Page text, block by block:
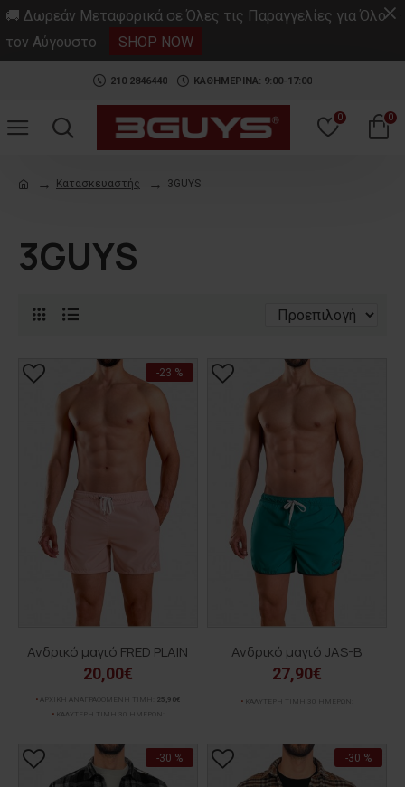
🚚 Δωρεάν Μεταφορικά σε Όλες τις Παραγγελίες για Όλο
τον Αύγουστο
SHOP NOW
210 2846440 ΚΑΘΗΜΕΡΙΝΑ: 9:00-17:00
0 0
Κατασκευαστής 3GUYS
3GUYS
-23 %
Ανδρικό μαγιό FRED PLAIN
20,00€
ΑΡΧΙΚΗ ΑΝΑΓΡΑΦΟΜΕΝΗ ΤΙΜΗ:
25,90€
ΚΑΛΥΤΕΡΗ ΤΙΜΗ 30 ΗΜΕΡΩΝ:
Ανδρικό μαγιό JAS-B
27,90€
ΚΑΛΥΤΕΡΗ ΤΙΜΗ 30 ΗΜΕΡΩΝ:
-30 % -30 %